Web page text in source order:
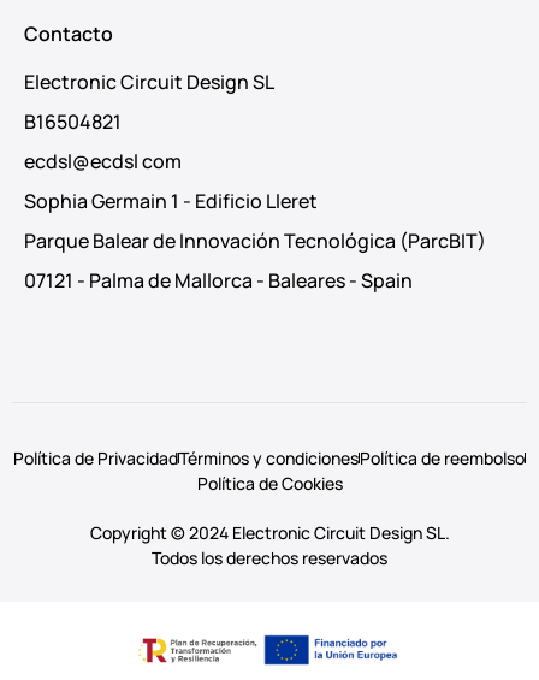
Contacto
Electronic Circuit Design SL
B16504821
ecdsl@ecdsl com
Sophia Germain 1 - Edificio Lleret
Parque Balear de Innovación Tecnológica (ParcBIT)
07121 - Palma de Mallorca - Baleares - Spain
Política de PrivacidadTérminos y condicionesPolítica de reembolso
Política de Cookies
Copyright © 2024 Electronic Circuit Design SL.
Todos los derechos reservados